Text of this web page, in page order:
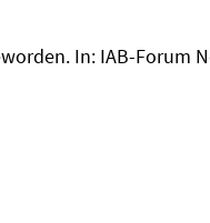
In: IAB-Forum